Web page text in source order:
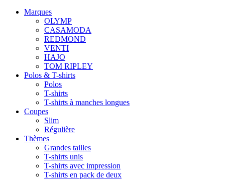
Marques
OLYMP
CASAMODA
REDMOND
VENTI
HAJO
TOM RIPLEY
Polos & T-shirts
Polos
T-shirts
T-shirts à manches longues
Coupes
Slim
Régulière
Thèmes
Grandes tailles
T-shirts unis
T-shirts avec impression
T-shirts en pack de deux